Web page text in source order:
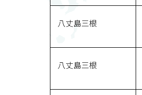
八丈島三根
八丈島三根